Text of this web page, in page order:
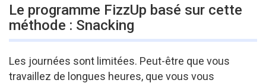
Le programme FizzUp basé sur cette
méthode : Snacking
Les journées sont limitées. Peut-être que vous
travaillez de longues heures, que vous vous